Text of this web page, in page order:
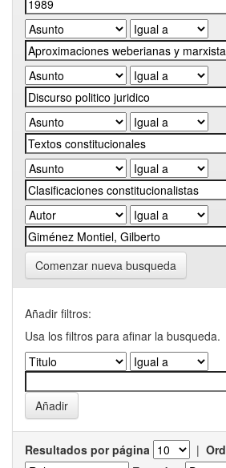
Comenzar nueva busqueda
Añadir filtros:
Usa los filtros para afinar la busqueda.
Resultados por página |